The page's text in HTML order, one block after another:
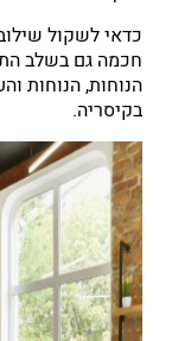
כדאי לשקול
חכמה גם בשלב
הנוחות, הנוחות
בקיסריה.